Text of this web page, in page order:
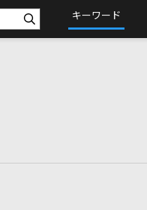
キーワード